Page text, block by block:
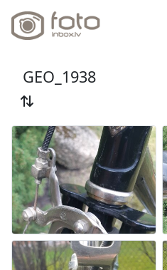
GEO_1938